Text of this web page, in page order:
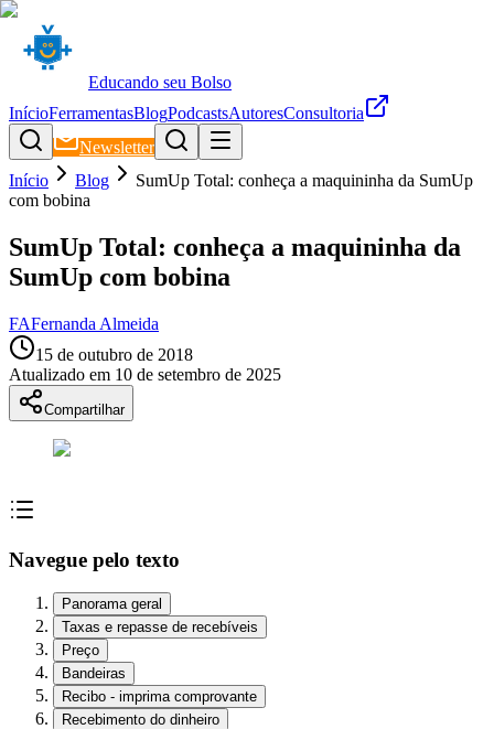
Educando seu Bolso
InícioFerramentasBlogPodcastsAutoresConsultoria
Newsletter
Início
Blog
SumUp Total: conheça a maquininha da SumUp
com bobina
SumUp Total: conheça a maquininha da
SumUp com bobina
FAFernanda Almeida
15 de outubro de 2018
Atualizado em 10 de setembro de 2025
Compartilhar
Navegue pelo texto
Panorama geral
Taxas e repasse de recebíveis
Preço
Bandeiras
Recibo - imprima comprovante
Recebimento do dinheiro